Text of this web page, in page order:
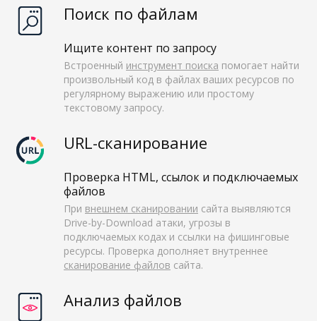
Поиск по файлам
Ищите контент по запросу
Встроенный инструмент поиска помогает найти
произвольный код в файлах ваших ресурсов по
регулярному выражению или простому
текстовому запросу.
URL-сканирование
Проверка HTML, ссылок и подключаемых
файлов
При внешнем сканировании сайта выявляются
Drive-by-Download атаки, угрозы в
подключаемых кодах и ссылки на фишинговые
ресурсы. Проверка дополняет внутреннее
сканирование файлов сайта.
Анализ файлов